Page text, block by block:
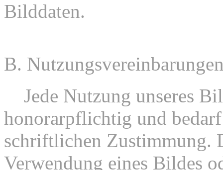
Bilddaten.
B.
Jede Nutzung unseres
honorarpflichtig und
schriftlichen Zustimmung.
Verwendung eines Bildes